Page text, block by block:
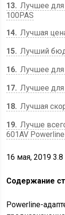
13 Лучшее для
100PAS
14 Лучшая
15 Лучший
16 Лучшее для
17 Лучшее для
18 Лучшая
19 Лучше
601AV
16 мая, 20193.8
Содержание
Powerline-